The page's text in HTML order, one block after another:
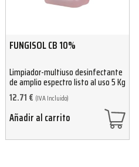
FUNGISOL CB 10%
Limpiador-multiuso desinfectante
de amplio espectro listo al uso 5 Kg
12.71 € (IVA Incluido)
Añadir al carrito